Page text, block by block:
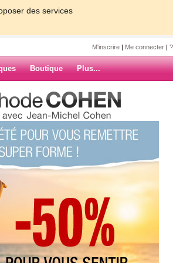
des services
M'inscrire | Me connecter |
Boutique Plus...
ARCHIVES